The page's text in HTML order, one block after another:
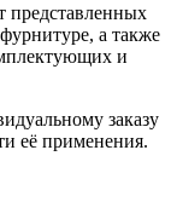
представленных
а также
и
заказу
её применения.